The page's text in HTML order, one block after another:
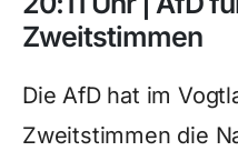
Zweitstimmen
Die AfD hat im
Zweitstimmen die